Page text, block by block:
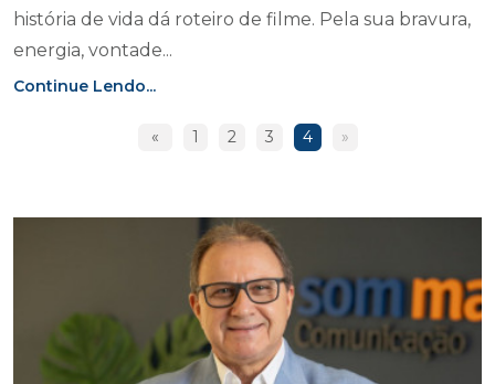
história de vida dá roteiro de filme. Pela sua bravura,
energia, vontade...
Continue Lendo...
« 1 2 3 4 »